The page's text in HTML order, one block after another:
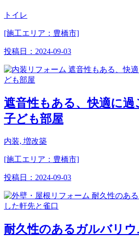
トイレ
[施工エリア：豊橋市]
投稿日： 2024-09-03
遮音性もある、快適に
子ども部屋
内装, 増改築
[施工エリア：豊橋市]
投稿日： 2024-09-03
耐久性のあるガルバリ